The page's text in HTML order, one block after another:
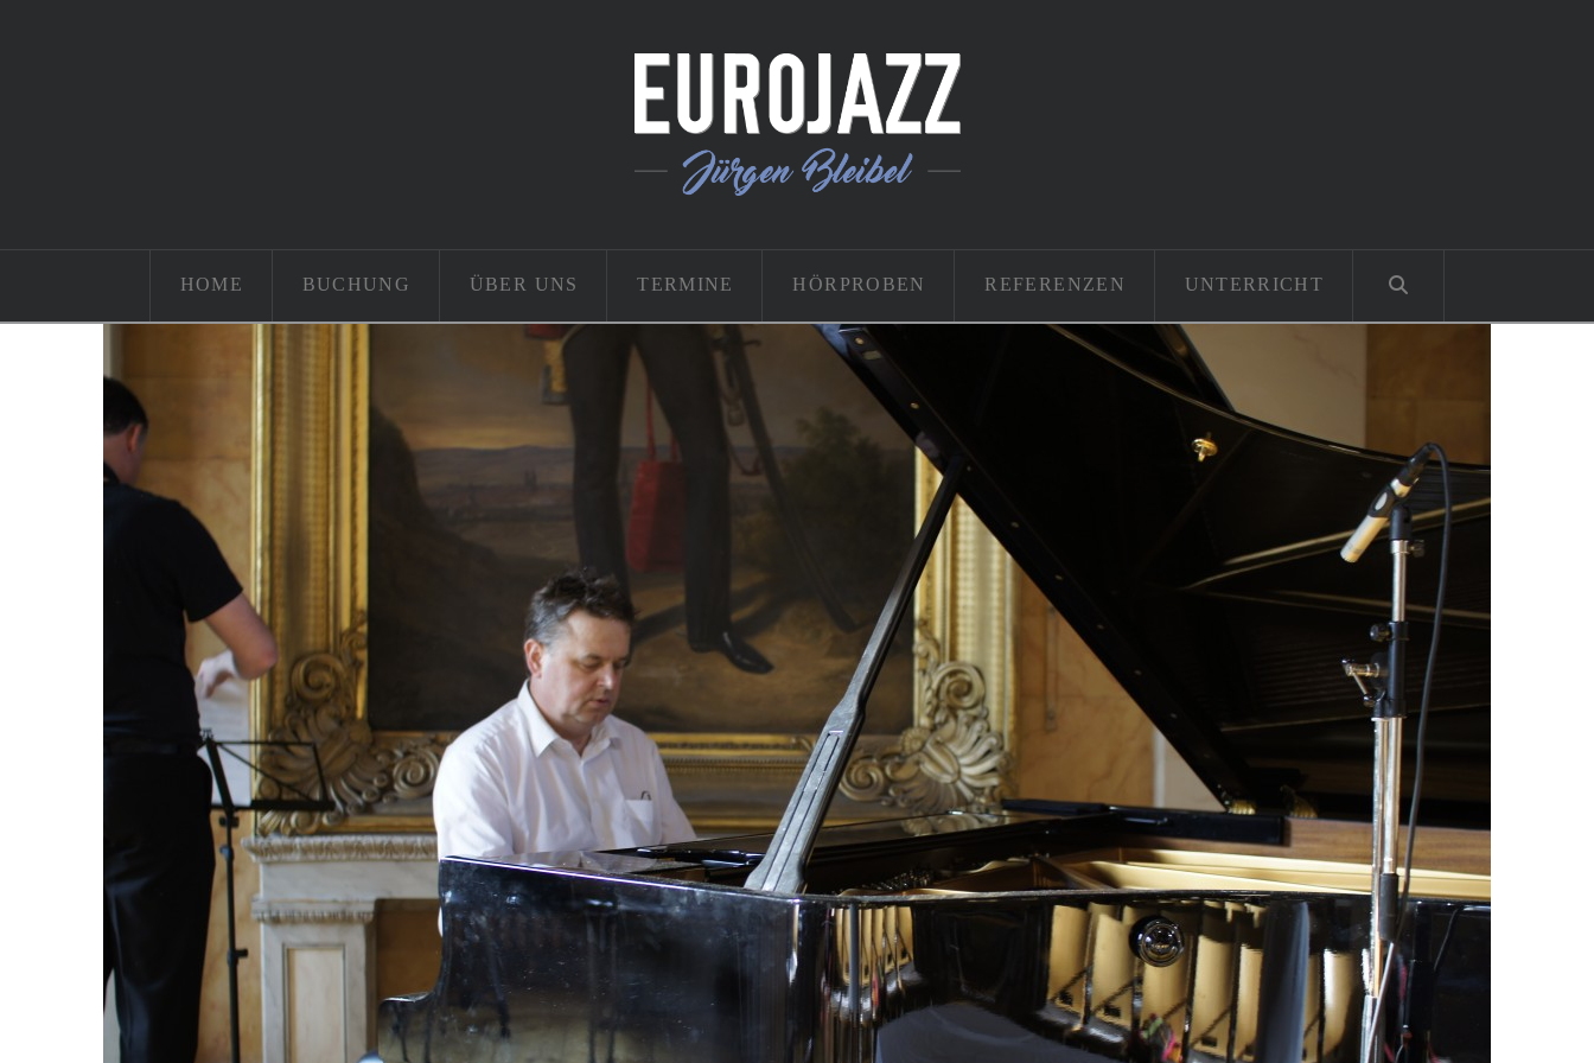
HOME BUCHUNG ÜBER UNS TERMINE HÖRPROBEN REFERENZEN UNTERRICHT